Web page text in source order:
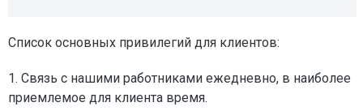
Список основных привилегий для клиентов:
1. Связь с нашими работниками ежедневно, в наиболее
приемлемое для клиента время.